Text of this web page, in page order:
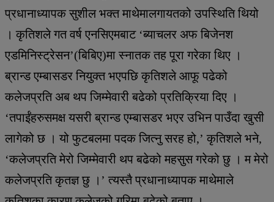
प्रधानाध्यापक सुशील भक्त माथेमालगायतको उपस्थिति थियो
। कृतिशले गत वर्ष एनसिएमबाट ‘ब्याचलर अफ बिजेनश
एडमिनिस्ट्रेसन’(बिबिए)मा स्नातक तह पूरा गरेका थिए ।
ब्रान्ड एम्बासडर नियुक्त भएपछि कृतिशले आफू पढेको
कलेजप्रति अब थप जिम्मेवारी बढेको प्रतिक्रिया दिए ।
‘तपाईंहरुसमक्ष यसरी ब्रान्ड एम्बासडर भएर उभिन पाउँदा खुसी
लागेको छ । यो फुटबलमा पदक जित्नु सरह हो,’ कृतिशले भने,
‘कलेजप्रति मेरो जिम्मेवारी थप बढेको महसुस गरेको छु । म मेरो
कलेजप्रति कृतज्ञ छु ।’ त्यस्तै प्रधानाध्यापक माथेमाले